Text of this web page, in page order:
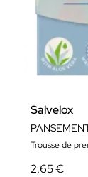
Salvelox
Trousse de
2,65 €